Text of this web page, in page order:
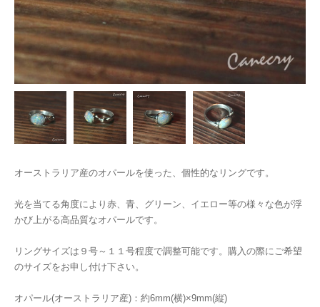
オーストラリア産のオパールを使った、個性的なリングです。
光を当てる角度により赤、青、グリーン、イエロー等の様々な色が浮
かび上がる高品質なオパールです。
リングサイズは９号～１１号程度で調整可能です。購入の際にご希望
のサイズをお申し付け下さい。
オパール(オーストラリア産)：約6mm(横)×9mm(縦)